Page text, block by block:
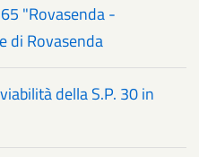
"Rovasenda -
di Rovasenda
della S.P. 30 in